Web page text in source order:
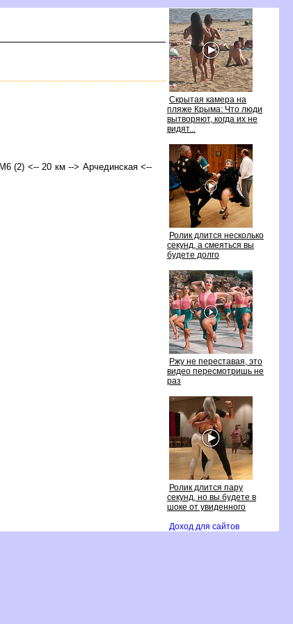
Скрытая камера на
пляже Крыма: Что люди
ытворяют, когда их не
идят...
Ролик длится несколько
секунд, а смеяться вы
удете долго
Ржу не переставая, это
идео пересмотришь не
раз
Ролик длится пару
секунд, но вы будете
шоке от увиденного
Доход для сайто
(2) <-- 20 км --> Арчединская <--